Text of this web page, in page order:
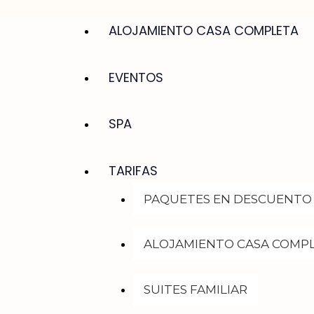
ALOJAMIENTO CASA COMPLETA
EVENTOS
SPA
TARIFAS
PAQUETES EN DESCUENTO
ALOJAMIENTO CASA
SUITES FAMILIAR